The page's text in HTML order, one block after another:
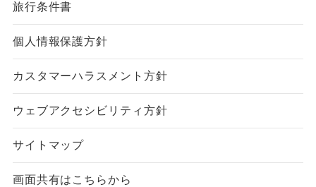
旅行条件書
個人情報保護方針
カスタマーハラスメント方針
ウェブアクセシビリティ方針
サイトマップ
画面共有はこちらから